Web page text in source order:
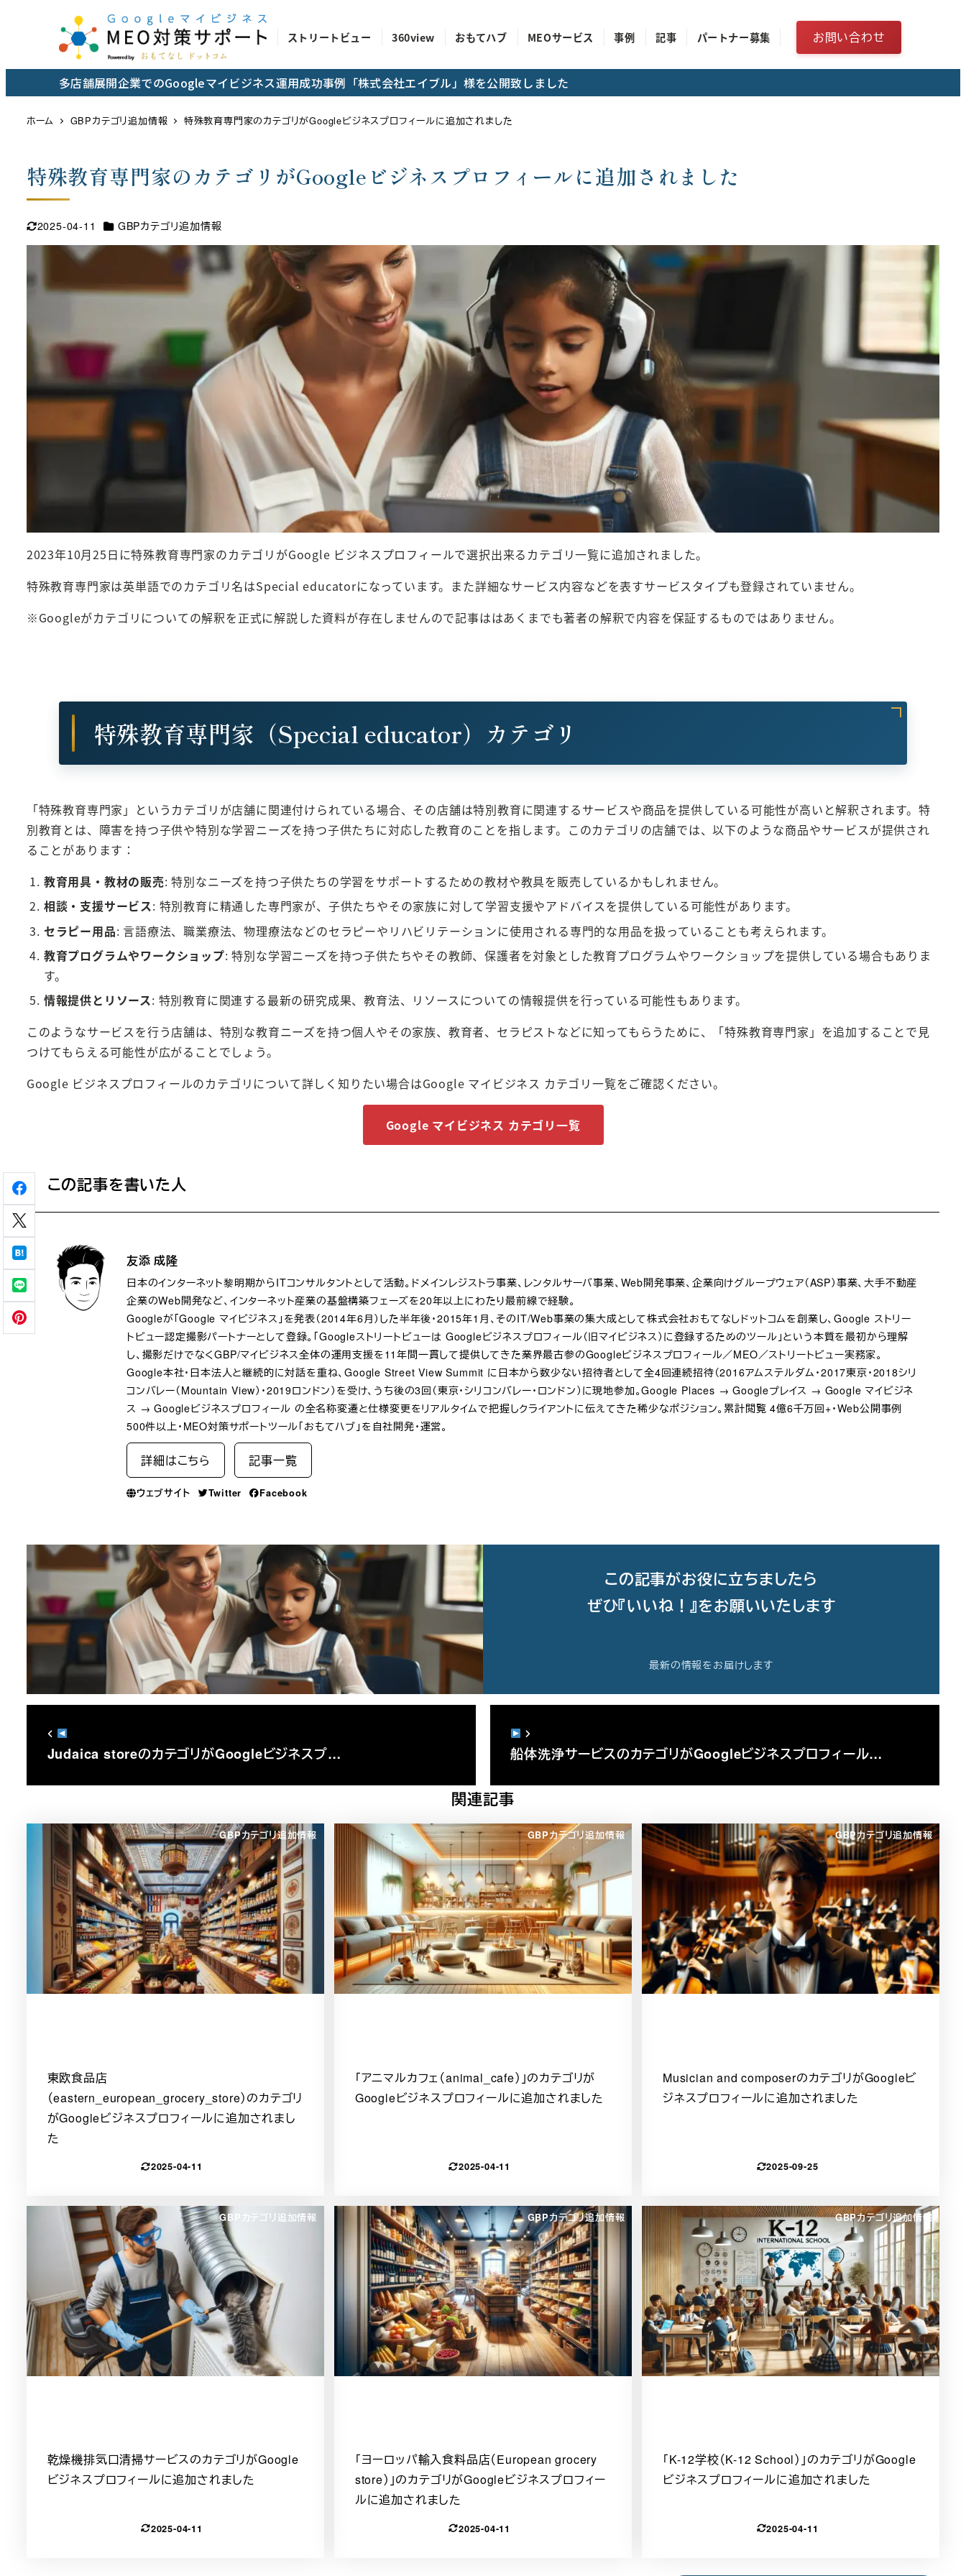
ン
ストリートビュー 360view おもてハブ MEOサービス 事例 記事 パートナー募集 お問い合わせ
多店舗展開企業でのGoogleマイビジネス運用成功事例「株式会社エイブル」様を公開致しました
ホーム GBPカテゴリ追加情報 特殊教育専門家のカテゴリがGoogleビジネスプロフィールに追加されました
特殊教育専門家のカテゴリがGoogleビジネスプロフィールに追加されました
更新日
2025-04-11 カテゴリー
GBPカテゴリ追加情報
2023年10月25日に特殊教育専門家のカテゴリがGoogle ビジネスプロフィールで選択出来るカテゴリ一覧に追加されました。
特殊教育専門家は英単語でのカテゴリ名はSpecial educatorになっています。また詳細なサービス内容などを表すサービスタイプも登録されていません。
※Googleがカテゴリについての解釈を正式に解説した資料が存在しませんので記事ははあくまでも著者の解釈で内容を保証するものではありません。
特殊教育専門家（Special educator）カテゴリ
「特殊教育専門家」というカテゴリが店舗に関連付けられている場合、その店舗は特別教育に関連するサービスや商品を提供している可能性が高いと解釈されます。特
別教育とは、障害を持つ子供や特別な学習ニーズを持つ子供たちに対応した教育のことを指します。このカテゴリの店舗では、以下のような商品やサービスが提供され
ることがあります：
教育用具・教材の販売: 特別なニーズを持つ子供たちの学習をサポートするための教材や教具を販売しているかもしれません。
相談・支援サービス: 特別教育に精通した専門家が、子供たちやその家族に対して学習支援やアドバイスを提供している可能性があります。
セラピー用品: 言語療法、職業療法、物理療法などのセラピーやリハビリテーションに使用される専門的な用品を扱っていることも考えられます。
教育プログラムやワークショップ: 特別な学習ニーズを持つ子供たちやその教師、保護者を対象とした教育プログラムやワークショップを提供している場合もありま
す。
情報提供とリソース: 特別教育に関連する最新の研究成果、教育法、リソースについての情報提供を行っている可能性もあります。
このようなサービスを行う店舗は、特別な教育ニーズを持つ個人やその家族、教育者、セラピストなどに知ってもらうために、「特殊教育専門家」を追加することで見
つけてもらえる可能性が広がることでしょう。
Google ビジネスプロフィールのカテゴリについて詳しく知りたい場合はGoogle マイビジネス カテゴリ一覧をご確認ください。
Google マイビジネス カテゴリ一覧
この記事を書いた人
友添 成隆
日本のインターネット黎明期からITコンサルタントとして活動。ドメインレジストラ事業、レンタルサーバ事業、Web開発事業、企業向けグループウェア（ASP）事業、大手不動産
企業のWeb開発など、インターネット産業の基盤構築フェーズを20年以上にわたり最前線で経験。
Googleが「Google マイビジネス」を発表（2014年6月）した半年後・2015年1月、そのIT/Web事業の集大成として株式会社おもてなしドットコムを創業し、Google ストリー
トビュー認定撮影パートナーとして登録。「Googleストリートビューは Googleビジネスプロフィール（旧マイビジネス）に登録するためのツール」という本質を最初から理解
し、撮影だけでなくGBP/マイビジネス全体の運用支援を11年間一貫して提供してきた業界最古参のGoogleビジネスプロフィール／MEO／ストリートビュー実務家。
Google本社・日本法人と継続的に対話を重ね、Google Street View Summit に日本から数少ない招待者として全4回連続招待（2016アムステルダム・2017東京・2018シリ
コンバレー（Mountain View）・2019ロンドン）を受け、うち後の3回（東京・シリコンバレー・ロンドン）に現地参加。Google Places → Googleプレイス → Google マイビジネ
ス → Googleビジネスプロフィール の全名称変遷と仕様変更をリアルタイムで把握しクライアントに伝えてきた稀少なポジション。累計閲覧 4億6千万回+・Web公開事例
500件以上・MEO対策サポートツール「おもてハブ」を自社開発・運営。
詳細はこちら 記事一覧
ウェブサイト Twitter Facebook
この記事がお役に立ちましたら
ぜひ『いいね！』をお願いいたします
最新の情報をお届けします
Judaica storeのカテゴリがGoogleビジネスプ… 船体洗浄サービスのカテゴリがGoogleビジネスプロフィール…
関連記事
GBPカテゴリ追加情報
東欧食品店
（eastern_european_grocery_store）のカテゴリ
がGoogleビジネスプロフィールに追加されまし
た
2025-04-11
GBPカテゴリ追加情報
「アニマルカフェ（animal_cafe）」のカテゴリが
Googleビジネスプロフィールに追加されました
2025-04-11
GBPカテゴリ追加情報
Musician and composerのカテゴリがGoogleビ
ジネスプロフィールに追加されました
2025-09-25
GBPカテゴリ追加情報
乾燥機排気口清掃サービスのカテゴリがGoogle
ビジネスプロフィールに追加されました
2025-04-11
GBPカテゴリ追加情報
「ヨーロッパ輸入食料品店（European grocery
store）」のカテゴリがGoogleビジネスプロフィー
ルに追加されました
2025-04-11
GBPカテゴリ追加情報
「K-12学校（K-12 School）」のカテゴリがGoogle
ビジネスプロフィールに追加されました
2025-04-11